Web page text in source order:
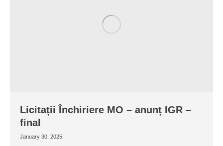
Licitații Închiriere MO – anunț IGR –
final
January 30, 2025